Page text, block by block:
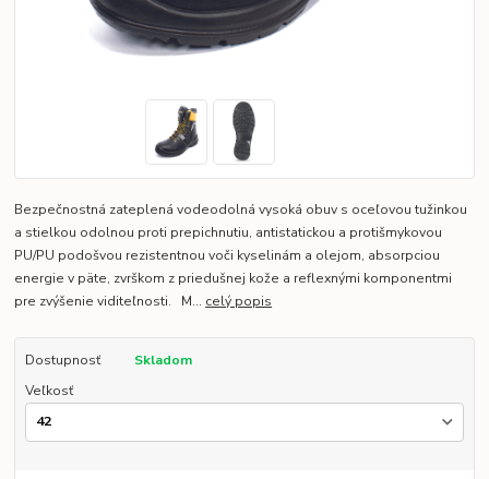
Bezpečnostná zateplená vodeodolná vysoká obuv s oceľovou tužinkou
a stielkou odolnou proti prepichnutiu, antistatickou a protišmykovou
PU/PU podošvou rezistentnou voči kyselinám a olejom, absorpciou
energie v päte, zvrškom z priedušnej kože a reflexnými komponentmi
pre zvýšenie viditeľnosti. M... celý popis
Dostupnosť
Skladom
Veľkosť